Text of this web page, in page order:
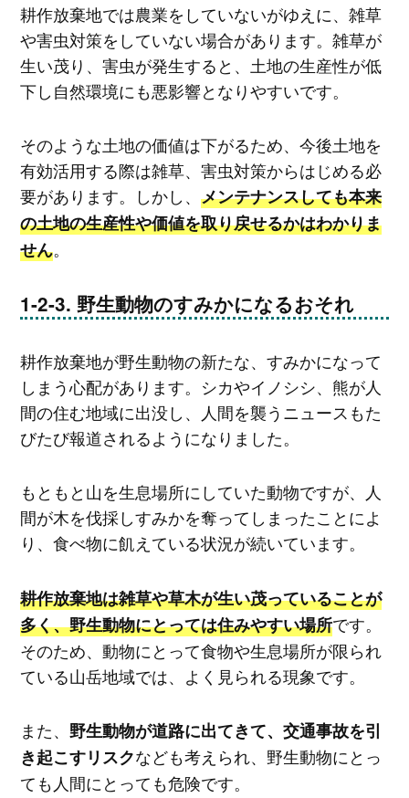
耕作放棄地では農業をしていないがゆえに、雑草
や害虫対策をしていない場合があります。雑草が
生い茂り、害虫が発生すると、土地の生産性が低
下し自然環境にも悪影響となりやすいです。
そのような土地の価値は下がるため、今後土地を
有効活用する際は雑草、害虫対策からはじめる必
要があります。しかし、 メンテナンスしても本来
の土地の生産性や価値を取り戻せるかはわかりま
せん。
野生動物のすみかになるおそれ
耕作放棄地が野生動物の新たな、すみかになって
しまう心配があります。シカやイノシシ、熊が人
間の住む地域に出没し、人間を襲うニュースもた
びたび報道されるようになりました。
もともと山を生息場所にしていた動物ですが、人
間が木を伐採しすみかを奪ってしまったことによ
り、食べ物に飢えている状況が続いています。
耕作放棄地は雑草や草木が生い茂っていることが
多く、野生動物にとっては住みやすい場所です。
そのため、動物にとって食物や生息場所が限られ
ている山岳地域では、よく見られる現象です。
また、 野生動物が道路に出てきて、交通事故を引
き起こすリスクなども考えられ、野生動物にとっ
ても人間にとっても危険です。